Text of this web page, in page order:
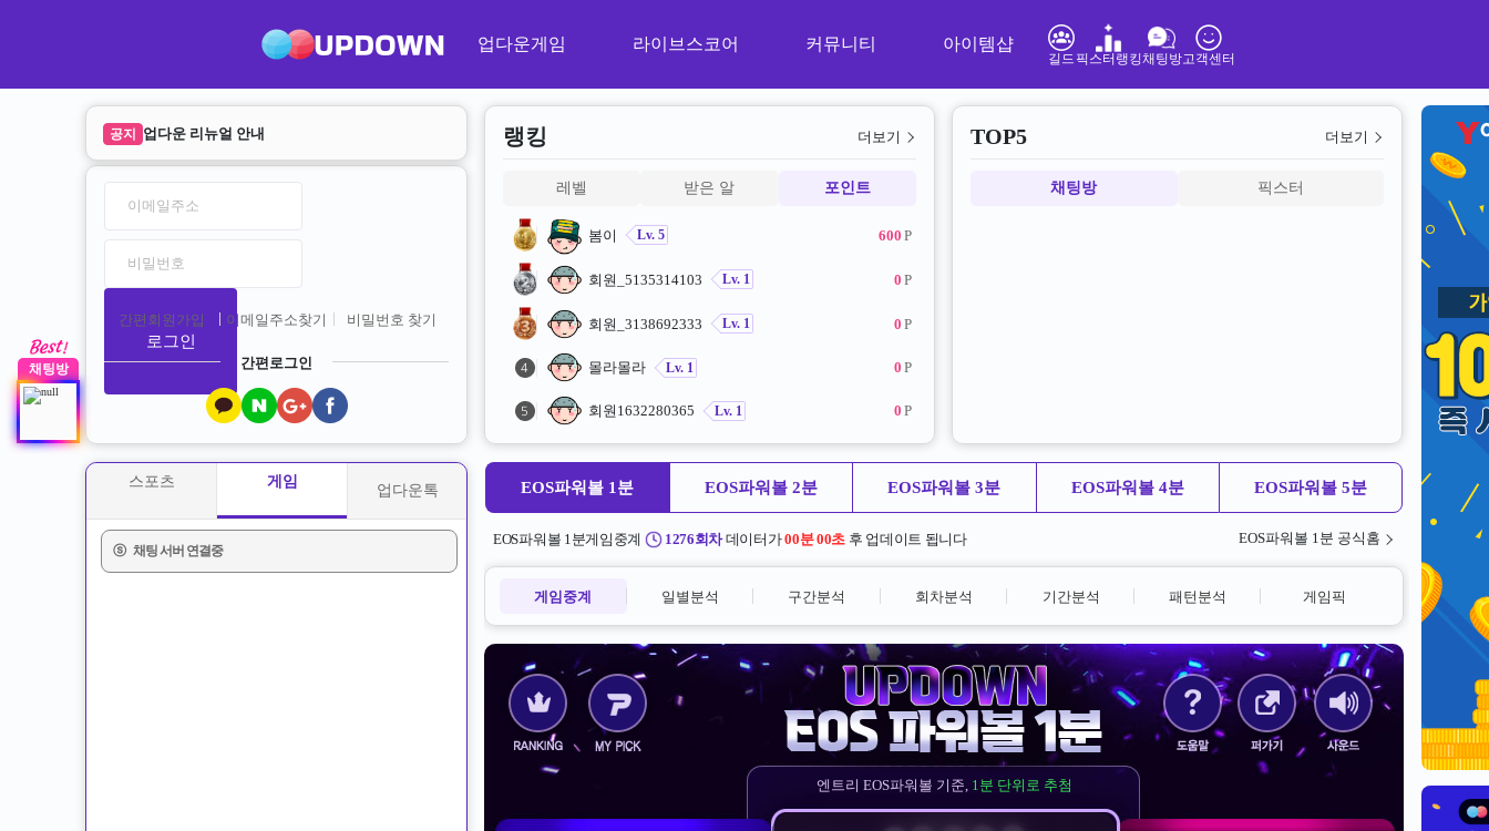
업다운게임 라이브스코어 커뮤니티 아이템샵
길드 픽스터랭킹채팅방고객센터
[공지] 2023년 1월 13일 업데이트 안내
공지 업다운 리뉴얼 안내
로그인
간편회원가입 이메일주소찾기 비밀번호 찾기
간편로그인
랭킹 더보기
레벨 받은 알 포인트
봄이 Lv. 5 600 P
회원_5135314103 Lv. 1 0 P
회원_3138692333 Lv. 1 0 P
몰라몰라 Lv. 1 0 P
회원1632280365 Lv. 1 0 P
TOP5 더보기
채팅방 픽스터
스포츠 게임
업다운톡
ⓢ 채팅 서버 연결중
채팅방